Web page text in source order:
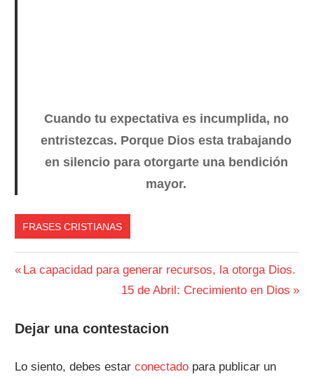
Cuando tu expectativa es incumplida, no
entristezcas. Porque Dios esta trabajando
en silencio para otorgarte una bendición
mayor.
FRASES CRISTIANAS
Navegación
entradas
Entrada
La capacidad para generar recursos, la otorga Dios.
Siguiente
15 de Abril: Crecimiento en Dios
Dejar una contestacion
Lo siento, debes estarconectado para publicar un